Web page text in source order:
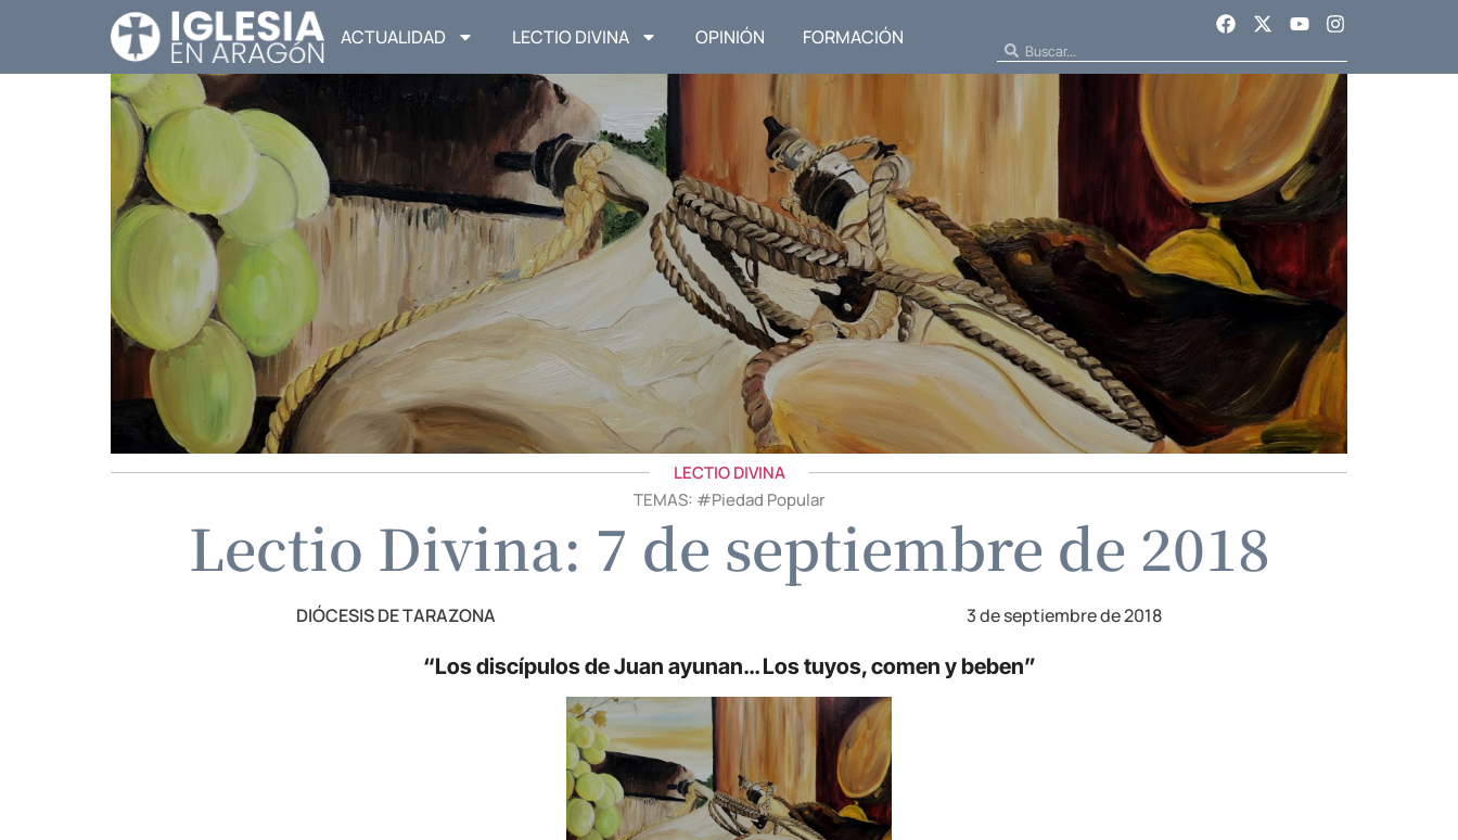
ACTUALIDAD LECTIO DIVINA OPINIÓN FORMACIÓN
LECTIO DIVINA
TEMAS: #Piedad Popular
Lectio Divina: 7 de septiembre de 2018
DIÓCESIS DE TARAZONA 3 de septiembre de 2018
“Los discípulos de Juan ayunan… Los tuyos, comen y beben”